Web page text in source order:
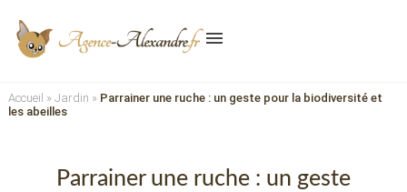
menu
Accueil » Jardin » Parrainer une ruche : un geste pour la biodiversité et
les abeilles
Parrainer une ruche : un geste